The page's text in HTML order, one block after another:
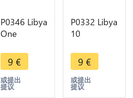
P0346 Libya
One
Idris I 1952
AU SUP ->
Maker Offer
9 €
或提出
提议
P0332 Libya
10
Idris I AH
1385 1965
UNC ->
Make offer
9 €
或提出
提议